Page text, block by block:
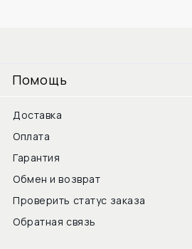
Помощь
Доставка
Оплата
Гарантия
Обмен и возврат
Проверить статус заказа
Обратная связь